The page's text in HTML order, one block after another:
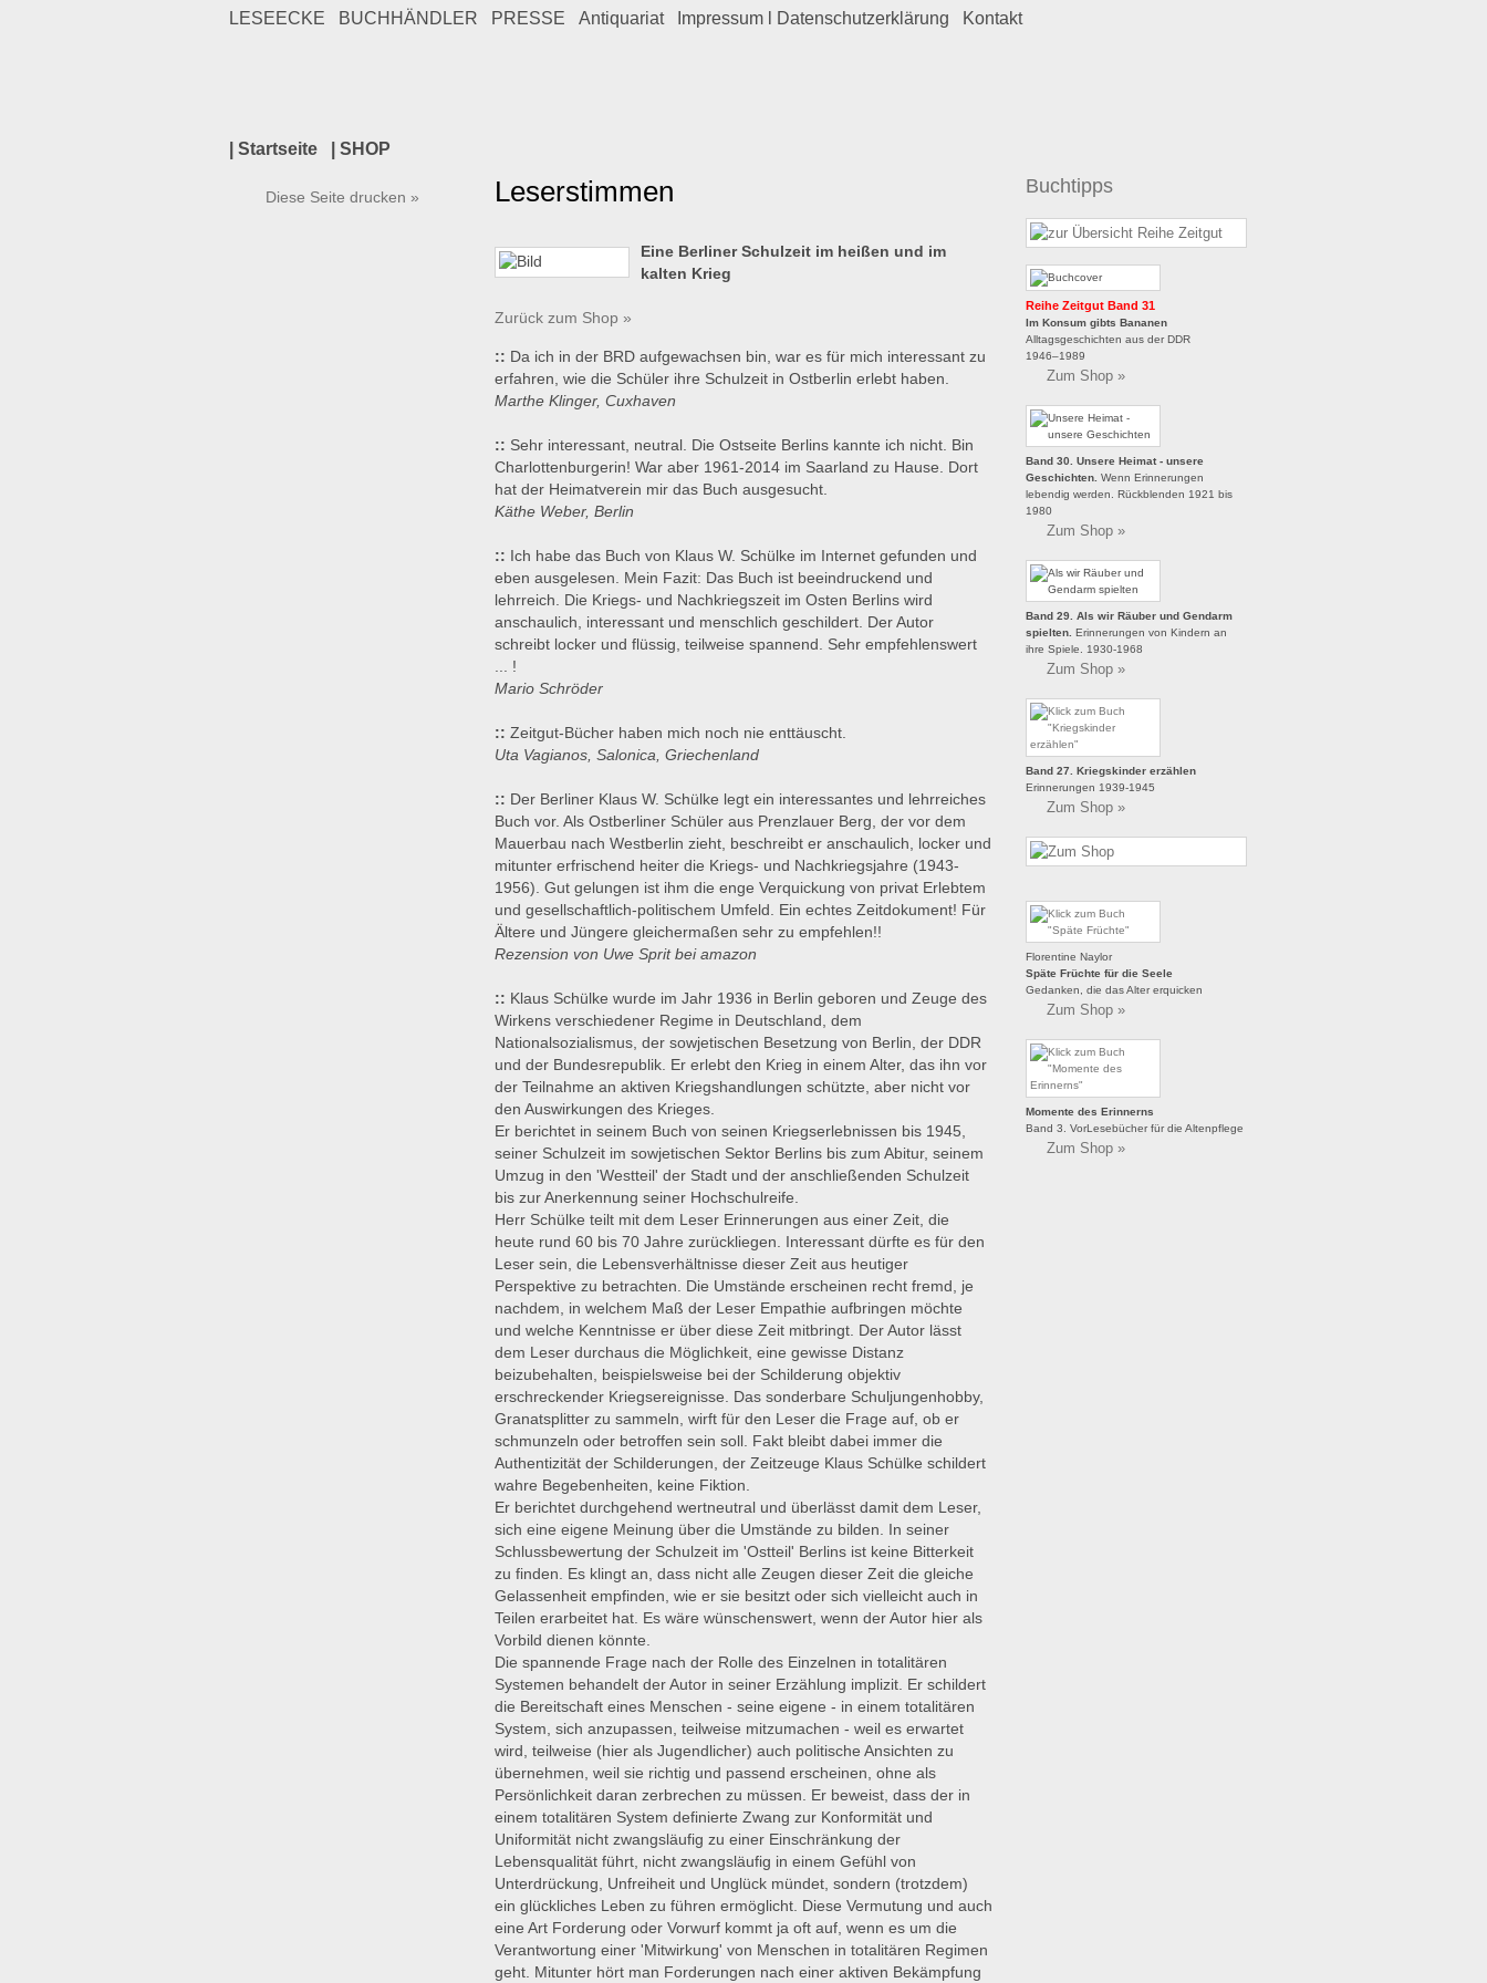
LESEECKE BUCHHÄNDLER PRESSE Antiquariat Impressum l Datenschutzerklärung Kontakt
| Startseite | SHOP
Diese Seite drucken » Leserstimmen
Eine Berliner Schulzeit im heißen und im
kalten Krieg
Zurück zum Shop »
:: Da ich in der BRD aufgewachsen bin, war es für mich interessant zu
erfahren, wie die Schüler ihre Schulzeit in Ostberlin erlebt haben.
Marthe Klinger, Cuxhaven
:: Sehr interessant, neutral. Die Ostseite Berlins kannte ich nicht. Bin
Charlottenburgerin! War aber 1961-2014 im Saarland zu Hause. Dort
hat der Heimatverein mir das Buch ausgesucht.
Käthe Weber, Berlin
:: Ich habe das Buch von Klaus W. Schülke im Internet gefunden und
eben ausgelesen. Mein Fazit: Das Buch ist beeindruckend und
lehrreich. Die Kriegs- und Nachkriegszeit im Osten Berlins wird
anschaulich, interessant und menschlich geschildert. Der Autor
schreibt locker und flüssig, teilweise spannend. Sehr empfehlenswert
... !
Mario Schröder
:: Zeitgut-Bücher haben mich noch nie enttäuscht.
Uta Vagianos, Salonica, Griechenland
:: Der Berliner Klaus W. Schülke legt ein interessantes und lehrreiches
Buch vor. Als Ostberliner Schüler aus Prenzlauer Berg, der vor dem
Mauerbau nach Westberlin zieht, beschreibt er anschaulich, locker und
mitunter erfrischend heiter die Kriegs- und Nachkriegsjahre (1943-
1956). Gut gelungen ist ihm die enge Verquickung von privat Erlebtem
und gesellschaftlich-politischem Umfeld. Ein echtes Zeitdokument! Für
Ältere und Jüngere gleichermaßen sehr zu empfehlen!!
Rezension von Uwe Sprit bei amazon
:: Klaus Schülke wurde im Jahr 1936 in Berlin geboren und Zeuge des
Wirkens verschiedener Regime in Deutschland, dem
Nationalsozialismus, der sowjetischen Besetzung von Berlin, der DDR
und der Bundesrepublik. Er erlebt den Krieg in einem Alter, das ihn vor
der Teilnahme an aktiven Kriegshandlungen schützte, aber nicht vor
den Auswirkungen des Krieges.
Er berichtet in seinem Buch von seinen Kriegserlebnissen bis 1945,
seiner Schulzeit im sowjetischen Sektor Berlins bis zum Abitur, seinem
Umzug in den 'Westteil' der Stadt und der anschließenden Schulzeit
bis zur Anerkennung seiner Hochschulreife.
Herr Schülke teilt mit dem Leser Erinnerungen aus einer Zeit, die
heute rund 60 bis 70 Jahre zurückliegen. Interessant dürfte es für den
Leser sein, die Lebensverhältnisse dieser Zeit aus heutiger
Perspektive zu betrachten. Die Umstände erscheinen recht fremd, je
nachdem, in welchem Maß der Leser Empathie aufbringen möchte
und welche Kenntnisse er über diese Zeit mitbringt. Der Autor lässt
dem Leser durchaus die Möglichkeit, eine gewisse Distanz
beizubehalten, beispielsweise bei der Schilderung objektiv
erschreckender Kriegsereignisse. Das sonderbare Schuljungenhobby,
Granatsplitter zu sammeln, wirft für den Leser die Frage auf, ob er
schmunzeln oder betroffen sein soll. Fakt bleibt dabei immer die
Authentizität der Schilderungen, der Zeitzeuge Klaus Schülke schildert
wahre Begebenheiten, keine Fiktion.
Er berichtet durchgehend wertneutral und überlässt damit dem Leser,
sich eine eigene Meinung über die Umstände zu bilden. In seiner
Schlussbewertung der Schulzeit im 'Ostteil' Berlins ist keine Bitterkeit
zu finden. Es klingt an, dass nicht alle Zeugen dieser Zeit die gleiche
Gelassenheit empfinden, wie er sie besitzt oder sich vielleicht auch in
Teilen erarbeitet hat. Es wäre wünschenswert, wenn der Autor hier als
Vorbild dienen könnte.
Die spannende Frage nach der Rolle des Einzelnen in totalitären
Systemen behandelt der Autor in seiner Erzählung implizit. Er schildert
die Bereitschaft eines Menschen - seine eigene - in einem totalitären
System, sich anzupassen, teilweise mitzumachen - weil es erwartet
wird, teilweise (hier als Jugendlicher) auch politische Ansichten zu
übernehmen, weil sie richtig und passend erscheinen, ohne als
Persönlichkeit daran zerbrechen zu müssen. Er beweist, dass der in
einem totalitären System definierte Zwang zur Konformität und
Uniformität nicht zwangsläufig zu einer Einschränkung der
Lebensqualität führt, nicht zwangsläufig in einem Gefühl von
Unterdrückung, Unfreiheit und Unglück mündet, sondern (trotzdem)
ein glückliches Leben zu führen ermöglicht. Diese Vermutung und auch
eine Art Forderung oder Vorwurf kommt ja oft auf, wenn es um die
Verantwortung einer 'Mitwirkung' von Menschen in totalitären Regimen
geht. Mitunter hört man Forderungen nach einer aktiven Bekämpfung
Buchtipps
Reihe Zeitgut Band 31
Im Konsum gibts Bananen
Alltagsgeschichten aus der DDR
1946–1989
Zum Shop »
Band 30. Unsere Heimat - unsere
Geschichten Wenn Erinnerungen
lebendig werden. Rückblenden 1921 bis
1980
Zum Shop »
Band 29. Als wir Räuber und Gendarm
spielten. Erinnerungen von Kindern an
ihre Spiele. 1930-1968
Zum Shop »
Band 27. Kriegskinder erzählen
Erinnerungen 1939-1945
Zum Shop »
Florentine Naylor
Späte Früchte für die Seele
Gedanken, die das Alter erquicken
Zum Shop »
Momente des Erinnerns
Band 3. VorLesebücher für die Altenpflege
Zum Shop »